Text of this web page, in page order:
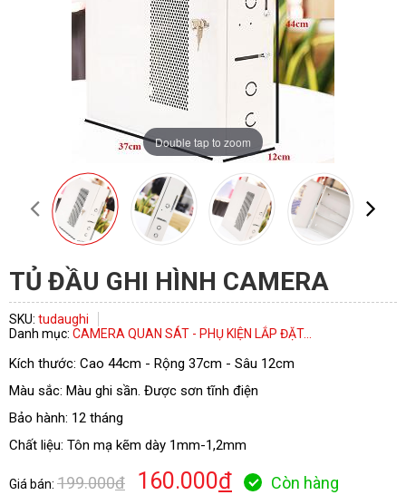
Double tap to zoom
TỦ ĐẦU GHI HÌNH CAMERA
SKU: tudaughi
Danh mục: CAMERA QUAN SÁT - PHỤ KIỆN LẮP ĐẶT...
Kích thước: Cao 44cm - Rộng 37cm - Sâu 12cm
Màu sắc: Màu ghi sần. Được sơn tĩnh điện
Bảo hành: 12 tháng
Chất liệu: Tôn mạ kẽm dày 1mm-1,2mm
Giá bán: 199.000đ 160.000đ Còn hàng
ĐĂNG KÝ TƯ VẤN